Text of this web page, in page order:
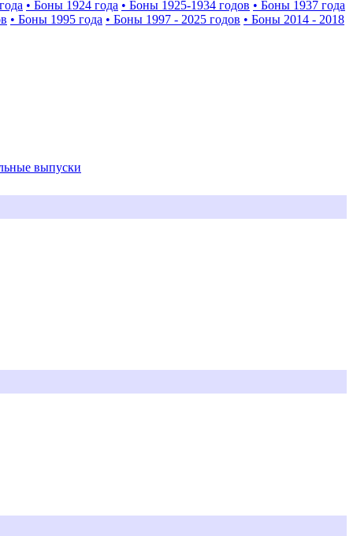
• Боны 1924 года • Боны 1925-1934 годов • Боны 1937 года
• Боны 1995 года • Боны 1997 - 2025 годов • Боны 2014 - 2018
выпуски